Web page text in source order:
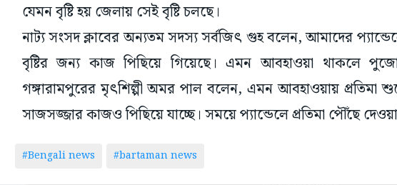
যেমন বৃষ্টি হয় জেলায় সেই বৃষ্টি চলছে।
নাট্য সংসদ ক্লাবের অন্যতম সদস্য সর্বজিৎ গুহ বলেন, আমাদের
বৃষ্টির জন্য কাজ পিছিয়ে গিয়েছে। এমন আবহাওয়া থাকলে
গঙ্গারামপুরের মৃৎশিল্পী অমর পাল বলেন, এমন আবহাওয়ায় প্রতিমা
সাজসজ্জার কাজও পিছিয়ে যাচ্ছে। সময়ে প্যান্ডেলে প্রতিমা পৌঁছে
#Bengali news #bartaman news